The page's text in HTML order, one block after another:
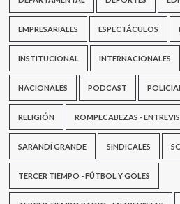
EMPRESARIALES ESPECTÁCULOS
INSTITUCIONAL INTERNACIONALES
NACIONALES PODCAST
RELIGIÓN ROMPECABEZAS -
SARANDÍ GRANDE SINDICALES
TERCER TIEMPO - FÚTBOL Y GOLES